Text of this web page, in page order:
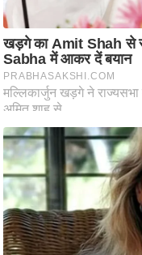
हि
मा
/
ध
र्म
स्थ
ल
व्र
त
त्यो
हा
र